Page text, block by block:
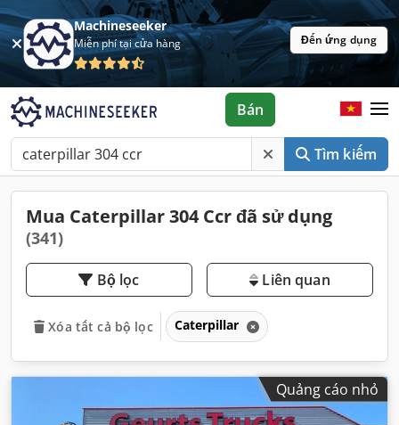
Machineseeker
Miễn phí tại cửa hàng Đến ứng dụng
Tìm kiếm
Bán
Mua Caterpillar 304 Ccr đã sử dụng
(341)
Bộ lọc Liên quan
Xóa tất cả bộ lọc Caterpillar
Quảng cáo nhỏ